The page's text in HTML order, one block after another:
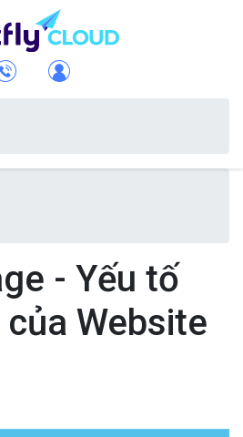
- Yếu tố
Website